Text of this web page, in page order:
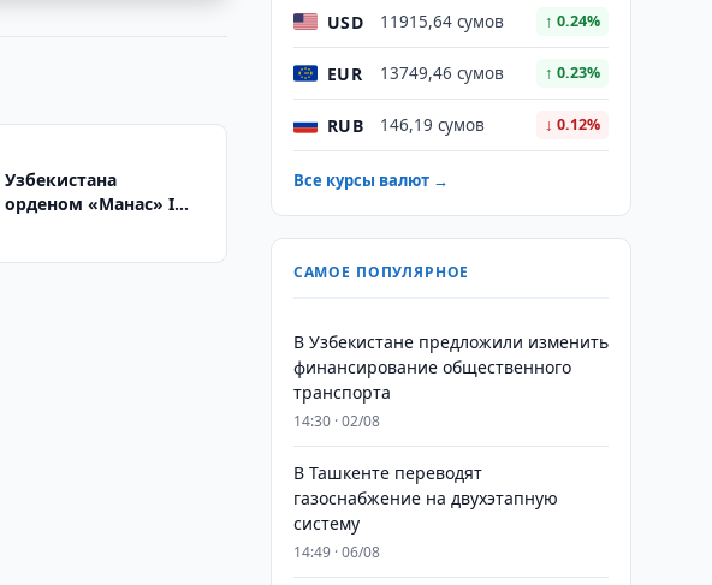
орденом «Манас» I
USD 11915,64 сумов ↑ 0.24%
EUR 13749,46 сумов ↑ 0.23%
RUB 146,19 сумов ↓ 0.12%
Все курсы валют →
САМОЕ ПОПУЛЯРНОЕ
В Узбекистане предложили изменить
финансирование общественного
транспорта
14:30 · 02/08
В Ташкенте переводят
газоснабжение на двухэтапную
систему
14:49 · 06/08